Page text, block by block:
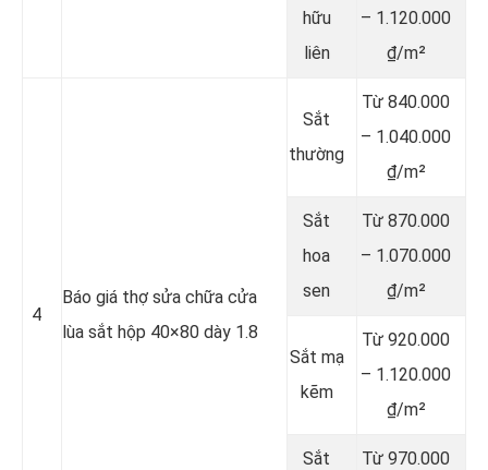
hữu
liên
– 1.120.000
₫/m²
4
Báo giá thợ sửa chữa cửa
lùa sắt hộp 40×80 dày 1.8
Sắt
thường
Từ 840.000
– 1.040.000
₫/m²
Sắt
hoa
sen
Từ 870.000
– 1.070.000
₫/m²
Sắt mạ
kẽm
Từ 920.000
– 1.120.000
₫/m²
Sắt
Từ 970.000